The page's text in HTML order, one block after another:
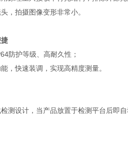
，拍摄图像变形非常小。
防护等级、高耐久性；
，快速装调，实现高精度测量。
测设计，当产品放置于检测平台后即